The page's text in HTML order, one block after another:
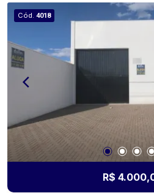
Cód. 4018
R$